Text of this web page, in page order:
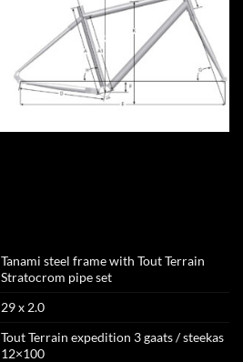
Tanami steel frame with Tout Terrain
Stratocrom pipe set
29 x 2.0
Tout Terrain expedition 3 gaats / steekas
12×100